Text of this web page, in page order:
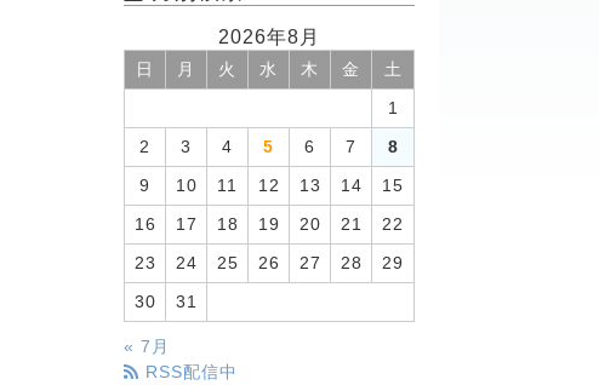
2026年8月
日 月 火 水 木 金 土
1
2 3 4 5 6 7 8
9 10 11 12 13 14 15
16 17 18 19 20 21 22
23 24 25 26 27 28 29
30 31
« 7月
RSS配信中